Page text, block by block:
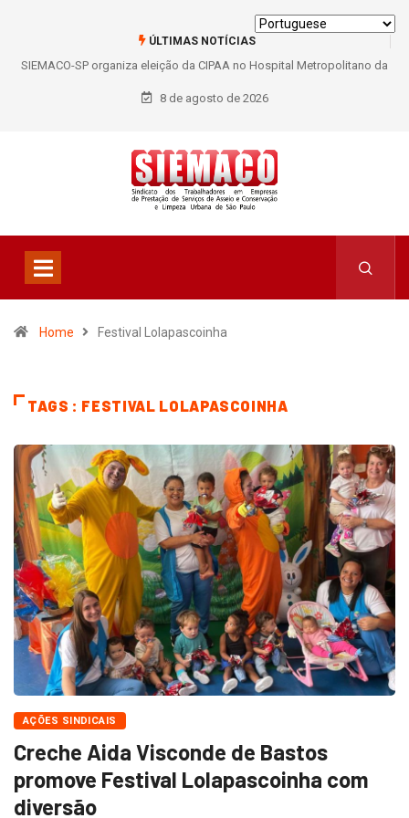
ÚLTIMAS NOTÍCIAS
SIEMACO-SP organiza eleição da CIPAA no Hospital Metropolitano da
Lapa e fortalece participação dos trabalhadores
8 de agosto de 2026
Home Festival Lolapascoinha
TAGS : FESTIVAL LOLAPASCOINHA
AÇÕES SINDICAIS
Creche Aida Visconde de Bastos
promove Festival Lolapascoinha com
diversão